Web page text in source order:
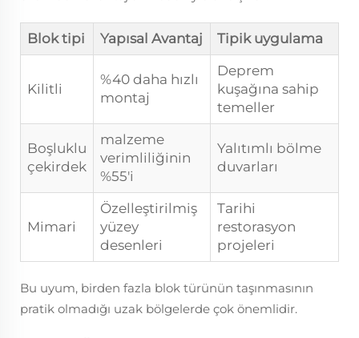
Blok tipi Yapısal Avantaj Tipik uygulama
Kilitli
%40 daha hızlı
montaj
Deprem
kuşağına sahip
temeller
Boşluklu
çekirdek
malzeme
verimliliğinin
%55'i
Yalıtımlı bölme
duvarları
Mimari
Özelleştirilmiş
yüzey
desenleri
Tarihi
restorasyon
projeleri
Bu uyum, birden fazla blok türünün taşınmasının
pratik olmadığı uzak bölgelerde çok önemlidir.